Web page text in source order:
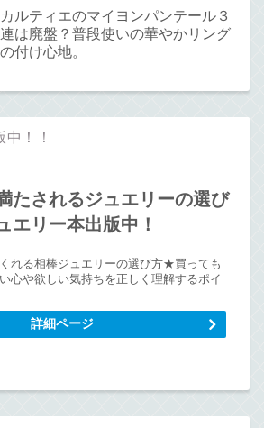
カルティエのマイヨンパンテール３
連は廃盤？普段使いの華やかリング
の付け心地。
！！
たされるジュエリーの選び
エリー本出版中！
れる相棒ジュエリーの選び方★買っても
心や欲しい気持ちを正しく理解するポイ
詳細ページ